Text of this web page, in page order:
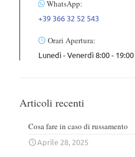
WhatsApp:
+39 366 32 52 543
Orari Apertura:
Lunedì - Venerdì 8:00 - 19:00
Articoli recenti
Cosa fare in caso di russamento
Aprile 28, 2025